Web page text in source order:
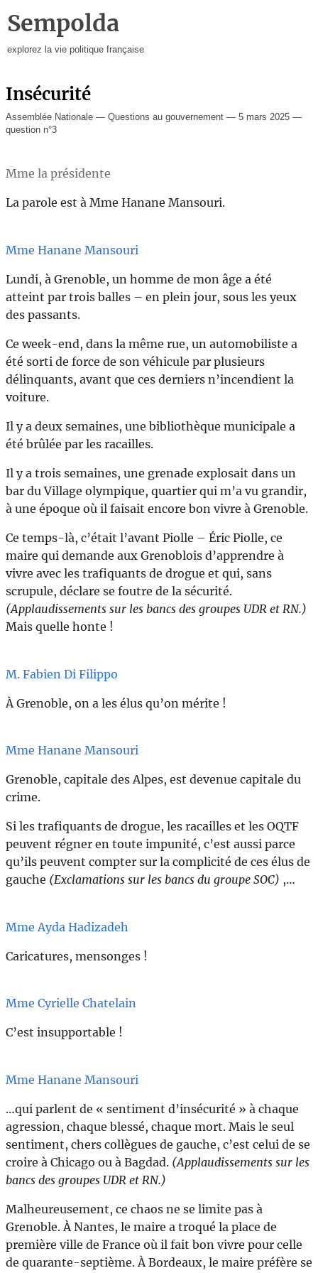
Sempolda
explorez la vie politique française
Insécurité
Assemblée Nationale — Questions au gouvernement — 5 mars 2025 —
question n°3
Mme la présidente
La parole est à Mme Hanane Mansouri.
Mme Hanane Mansouri
Lundi, à Grenoble, un homme de mon âge a été
atteint par trois balles – en plein jour, sous les yeux
des passants.
Ce week-end, dans la même rue, un automobiliste a
été sorti de force de son véhicule par plusieurs
délinquants, avant que ces derniers n’incendient la
voiture.
Il y a deux semaines, une bibliothèque municipale a
été brûlée par les racailles.
Il y a trois semaines, une grenade explosait dans un
bar du Village olympique, quartier qui m’a vu grandir,
à une époque où il faisait encore bon vivre à Grenoble.
Ce temps-là, c’était l’avant Piolle – Éric Piolle, ce
maire qui demande aux Grenoblois d’apprendre à
vivre avec les trafiquants de drogue et qui, sans
scrupule, déclare se foutre de la sécurité.
(Applaudissements sur les bancs des groupes UDR et RN.)
Mais quelle honte !
M. Fabien Di Filippo
À Grenoble, on a les élus qu’on mérite !
Mme Hanane Mansouri
Grenoble, capitale des Alpes, est devenue capitale du
crime.
Si les trafiquants de drogue, les racailles et les OQTF
peuvent régner en toute impunité, c’est aussi parce
qu’ils peuvent compter sur la complicité de ces élus de
gauche (Exclamations sur les bancs du groupe SOC) ,…
Mme Ayda Hadizadeh
Caricatures, mensonges !
Mme Cyrielle Chatelain
C’est insupportable !
Mme Hanane Mansouri
…qui parlent de « sentiment d’insécurité » à chaque
agression, chaque blessé, chaque mort. Mais le seul
sentiment, chers collègues de gauche, c’est celui de se
croire à Chicago ou à Bagdad. (Applaudissements sur les
bancs des groupes UDR et RN.)
Malheureusement, ce chaos ne se limite pas à
Grenoble. À Nantes, le maire a troqué la place de
première ville de France où il fait bon vivre pour celle
de quarante-septième. À Bordeaux, le maire préfère se